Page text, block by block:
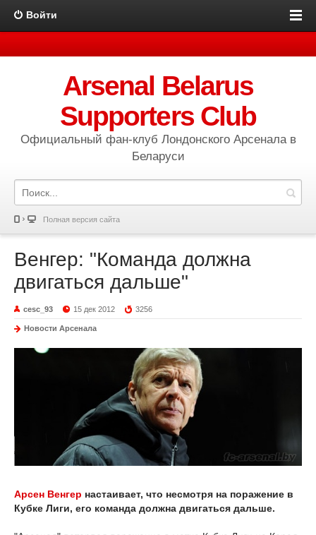
Войти
Arsenal Belarus
Supporters Club
Официальный фан-клуб Лондонского Арсенала в
Беларуси
Полная версия сайта
Венгер: "Команда должна
двигаться дальше"
cesc_93 15 дек 2012 3256
Новости Арсенала
Арсен Венгер настаивает, что несмотря на поражение в
Кубке Лиги, его команда должна двигаться дальше.